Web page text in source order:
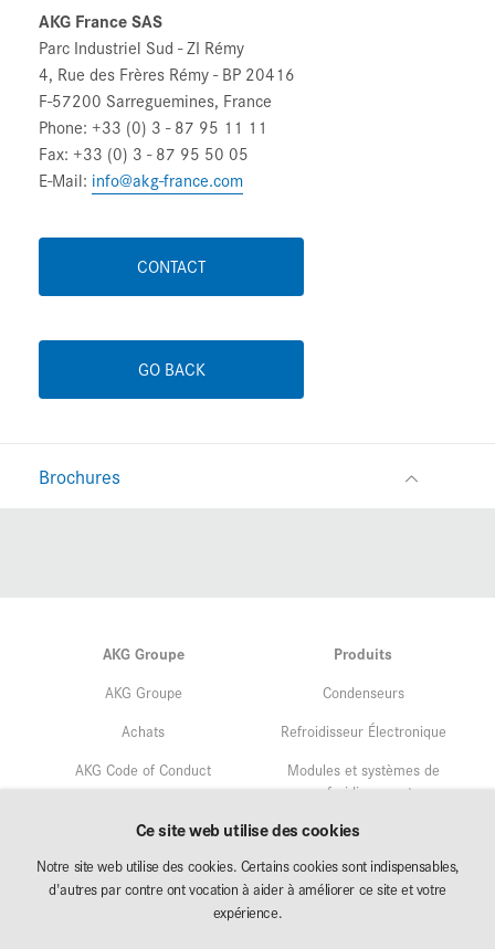
AKG France SAS
Parc Industriel Sud - ZI Rémy
4, Rue des Frères Rémy - BP 20416
F-57200 Sarreguemines, France
Phone: +33 (0) 3 - 87 95 11 11
Fax: +33 (0) 3 - 87 95 50 05
E-Mail: info@akg-france.com
CONTACT
GO BACK
Brochures
AKG Groupe
AKG Groupe
Achats
AKG Code of Conduct
Recherche & Développement
Produits
Condenseurs
Refroidisseur Électronique
Modules et systèmes de
refroidissement
Service
Affectation
Ce site web utilise des cookies
Notre site web utilise des cookies. Certains cookies sont indispensables,
d'autres par contre ont vocation à aider à améliorer ce site et votre
expérience.